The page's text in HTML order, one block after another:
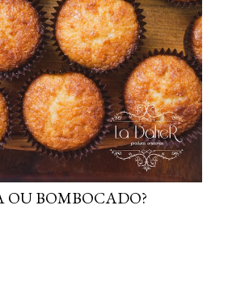
BOMBOCADO?